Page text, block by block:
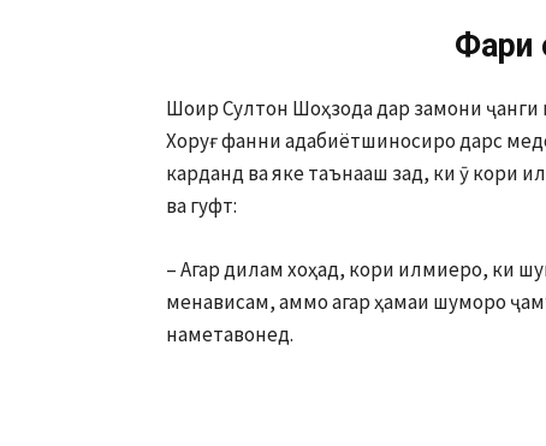
Шоир Султон Шоҳзода дар замони
Хоруғ фанни адабиётшиносиро дарс
карданд ва яке таънааш зад, ки ӯ кори
ва гуфт:
– Агар дилам хоҳад, кори илмиеро, ки
менависам, аммо агар ҳамаи шуморо
наметавонед.